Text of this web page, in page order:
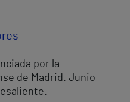
por la
de Madrid. Junio